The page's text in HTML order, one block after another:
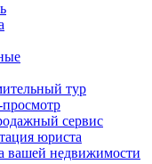
тур
сервис
юриста
вашей недвижимости